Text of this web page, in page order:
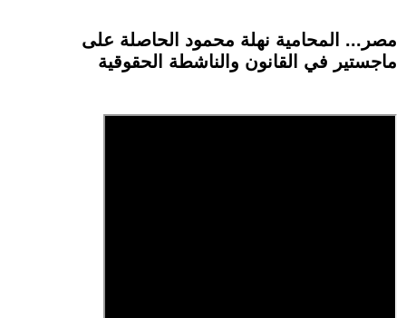
مصر... المحامية نهلة محمود الحاصلة على
ماجستير في القانون والناشطة الحقوقية